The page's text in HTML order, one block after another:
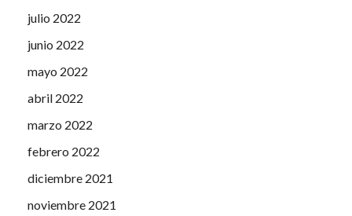
julio 2022
junio 2022
mayo 2022
abril 2022
marzo 2022
febrero 2022
diciembre 2021
noviembre 2021